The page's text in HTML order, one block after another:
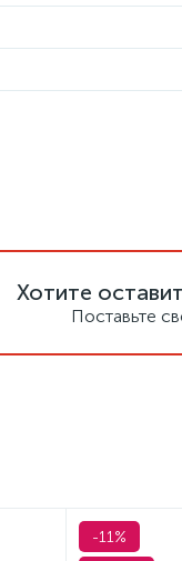
Хотите
Поставьте
-11%